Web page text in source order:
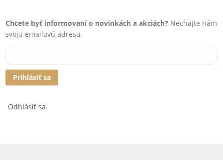
Chcete byť informovaní o novinkách a akciách? Nechajte nám
svoju emailovú adresu.
Prihlásiť sa
Odhlásiť sa